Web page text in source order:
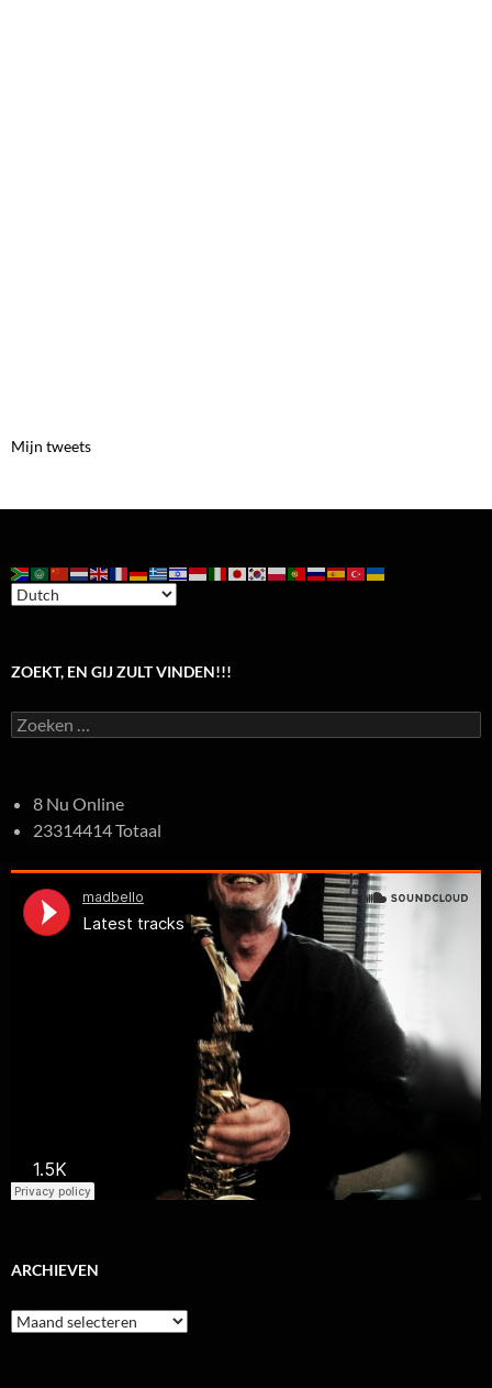
Mijn tweets
ZOEKT, EN GIJ ZULT VINDEN!!!
Zoeken
naar:
8 Nu Online
23314414 Totaal
ARCHIEVEN
Archieven